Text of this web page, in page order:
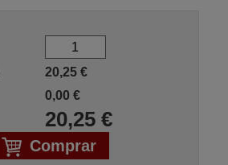
20,25€
0,00 €
20,25€
Comprar